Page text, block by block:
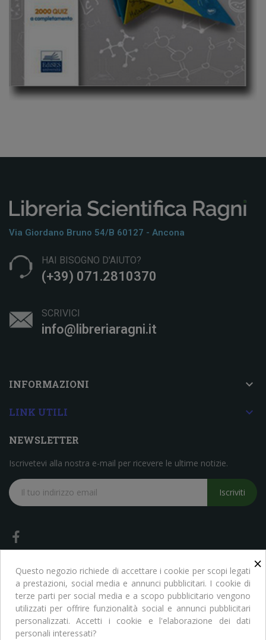
Via Giordano Bruno 54/b 60127 - Ancona
HAI BISOGNO D'AIUTO?
(+39) 071.2810370
SCRIVICI
info@libreriaragni.it
INFORMAZIONI 
LINK UTILI 
NEWSLETTER
Iscrivetevi alla nostra e-mail per ricevere le ultime notizie.
Iscriviti
Copyright © Libreria Scientifica Ragni. Tutti i Diritti Riservati
×
Questo negozio richiede di accettare i cookie per scopi legati
a prestazioni, social media e annunci pubblicitari. I cookie di
terze parti per social media e a scopo pubblicitario vengono
utilizzati per offrire funzionalità social e annunci pubblicitari
personalizzati. Accetti i cookie e l'elaborazione dei dati
personali interessati?